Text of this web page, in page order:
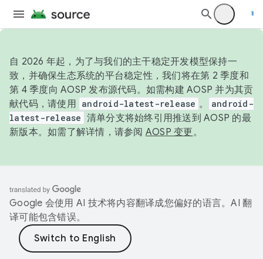
自 2026 年起，为了与我们的主干稳定开发模型保持一
致，并确保生态系统的平台稳定性，我们将在第 2 季度和
第 4 季度向 AOSP 发布源代码。如需构建 AOSP 并为其贡
献代码，请使用 android-latest-release 。
android-
latest-release 清单分支将始终引用推送到 AOSP 的最
新版本。如需了解详情，请参阅 AOSP 变更。
Google 会使用 AI 技术将内容翻译成您偏好的语言。AI 翻
译可能包含错误。